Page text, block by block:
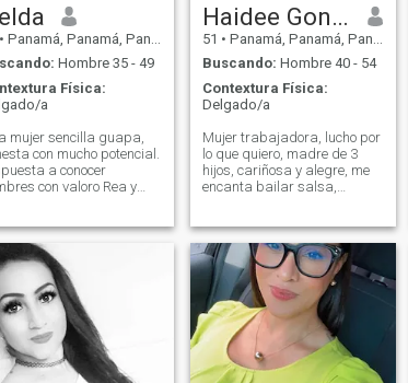
• Panamá, Panamá, Panamá
Hombre 35 - 49
Física:
a
mujer sencilla guapa,
con mucho potencial.
a conocer
con valoro Rea y
y sus desafíos. Creo
gente y se que aún
gente dispuesta a ser
compartir y dar lo mejor
día.
Haidee Gonzalez
51 • Panamá, Panamá, Panamá
Buscando: Hombre 40 - 54
Contextura Física:
Delgado/a
Mujer trabajadora, lucho por
lo que quiero, madre de 3
hijos, cariñosa y alegre, me
encanta bailar salsa,
Panamá, el típico. Me gusta
hacer y ver deportes, ir de
paseo a la playa, acampar,
amo la naturaleza, conocer
nuevos lugares y
costumbres, me encanta
cocinar y hacer dulces